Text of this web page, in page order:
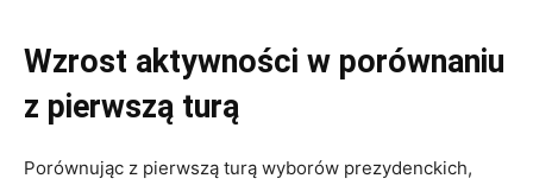
Wzrost aktywności w porównaniu
z pierwszą turą
Porównując z pierwszą turą wyborów prezydenckich,